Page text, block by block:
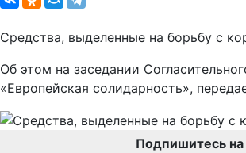
Средства, выделенные на борьбу с
Об этом на заседании
«Европейская солидарность»,
Подпишитесь на